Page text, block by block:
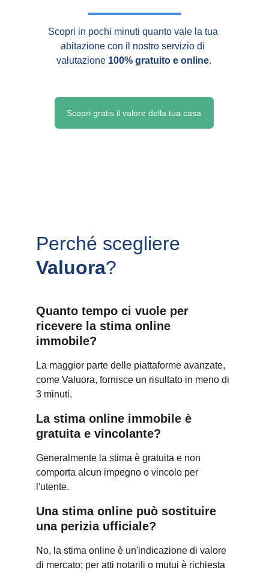
Scopri gratis il valore della tua casa
Scopri in pochi minuti quanto vale la tua
abitazione con il nostro servizio di
valutazione 100% gratuito e online.
Perché scegliere
Valuora?
Quanto tempo ci vuole per
ricevere la stima online
immobile?
La maggior parte delle piattaforme avanzate,
come Valuora, fornisce un risultato in meno di
3 minuti.
La stima online immobile è
gratuita e vincolante?
Generalmente la stima è gratuita e non
comporta alcun impegno o vincolo per
l'utente.
Una stima online può sostituire
una perizia ufficiale?
No, la stima online è un'indicazione di valore
di mercato; per atti notarili o mutui è richiesta